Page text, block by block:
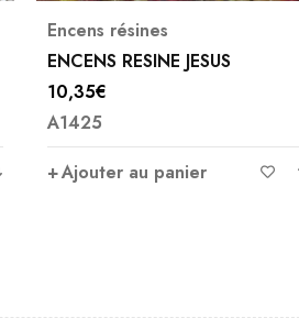
Encens résines
ENCENS RESINE SAINT BENOIT
Note5.00
sur 5
10,35€
A1435